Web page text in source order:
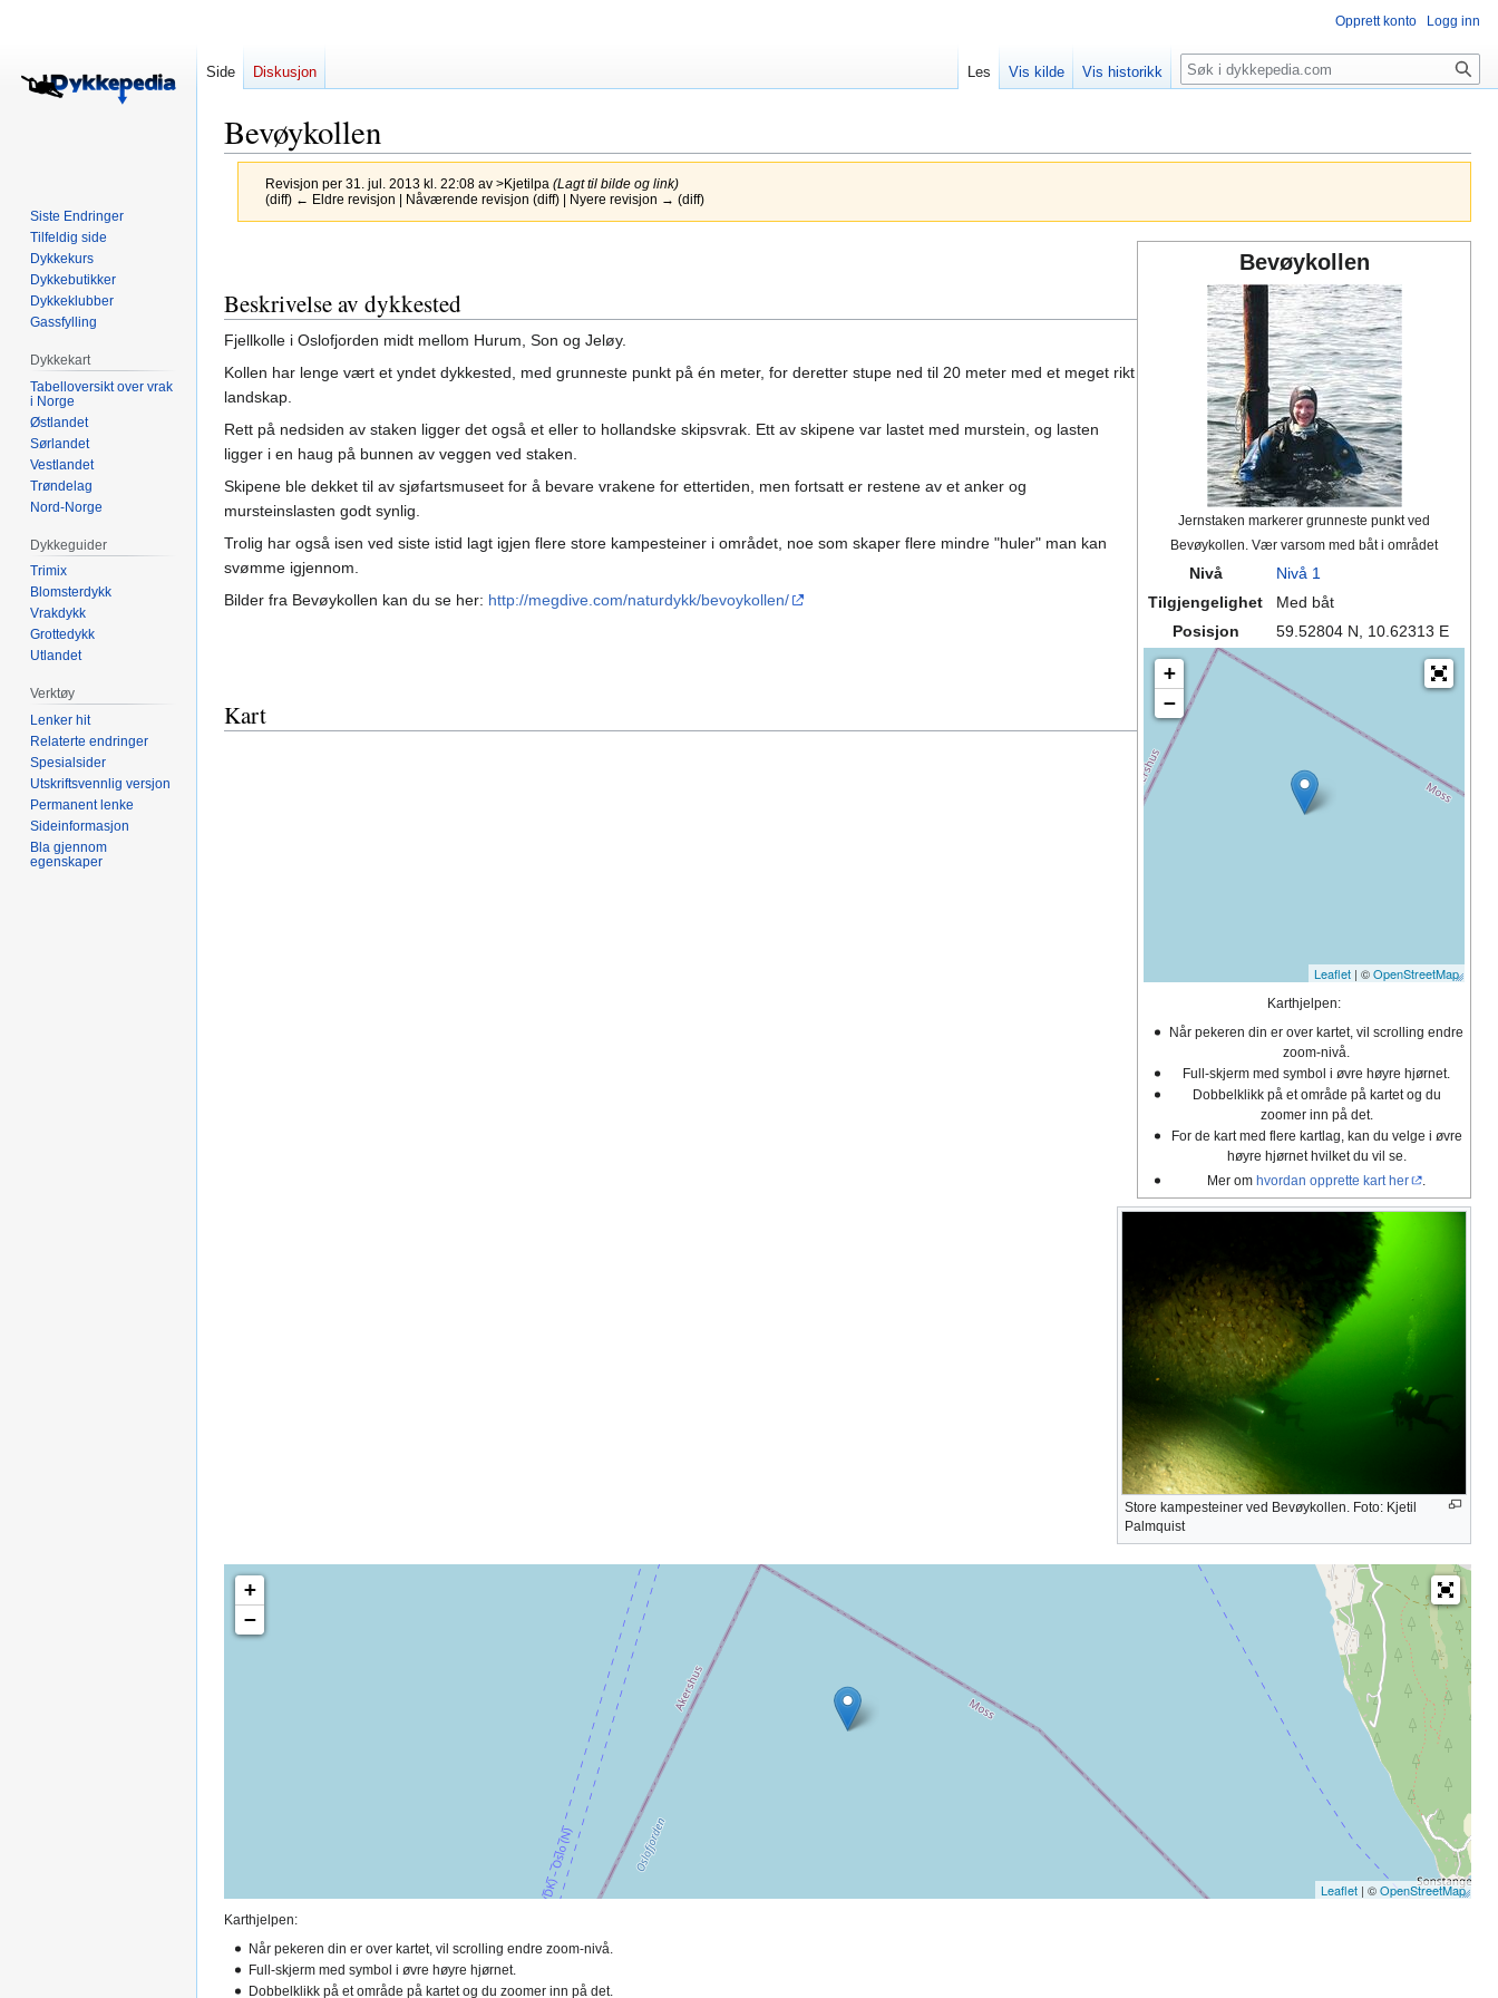
Bevøykollen
Revisjon per 31. jul. 2013 kl. 22:08 av >Kjetilpa (Lagt til bilde og link)
(diff) ← Eldre revisjon | Nåværende revisjon (diff) | Nyere revisjon → (diff)
navigering
søk
Bevøykollen
Jernstaken markerer grunneste punkt ved
Bevøykollen. Vær varsom med båt i området
Nivå
Nivå 1
Tilgjengelighet
Med båt
Posisjon
59.52804 N, 10.62313 E
+
−
Leaflet | ©OpenStreetMap
Karthjelpen:
Når pekeren din er over kartet, vil scrolling endre
zoom-nivå.
Full-skjerm med symbol i øvre høyre hjørnet.
Dobbelklikk på et område på kartet og du
zoomer inn på det.
For de kart med flere kartlag, kan du velge i øvre
høyre hjørnet hvilket du vil se.
Mer om hvordan opprette kart her
Beskrivelse av dykkested
Fjellkolle i Oslofjorden midt mellom Hurum, Son og Jeløy.
Kollen har lenge vært et yndet dykkested, med grunneste punkt på én meter, for deretter stupe ned til 20 meter med et meget rikt
landskap.
Rett på nedsiden av staken ligger det også et eller to hollandske skipsvrak. Ett av skipene var lastet med murstein, og lasten
ligger i en haug på bunnen av veggen ved staken.
Skipene ble dekket til av sjøfartsmuseet for å bevare vrakene for ettertiden, men fortsatt er restene av et anker og
mursteinslasten godt synlig.
Trolig har også isen ved siste istid lagt igjen flere store kampesteiner i området, noe som skaper flere mindre "huler" man kan
svømme igjennom.
Bilder fra Bevøykollen kan du se her: http://megdive.com/naturdykk/bevoykollen/
Store kampesteiner ved Bevøykollen. Foto: Kjetil
Palmquist
Kart
+
−
Leaflet | ©OpenStreetMap
Karthjelpen:
Når pekeren din er over kartet, vil scrolling endre zoom-nivå.
Full-skjerm med symbol i øvre høyre hjørnet.
Dobbelklikk på et område på kartet og du zoomer inn på det.
Opprett konto Logg inn
Side Diskusjon Les Vis kilde Vis historikk Søk
Siste Endringer
Tilfeldig side
Dykkekurs
Dykkebutikker
Dykkeklubber
Gassfylling
Dykkekart
Tabelloversikt over vrak
i Norge
Østlandet
Sørlandet
Vestlandet
Trøndelag
Nord-Norge
Dykkeguider
Trimix
Blomsterdykk
Vrakdykk
Grottedykk
Utlandet
Verktøy
Lenker hit
Relaterte endringer
Spesialsider
Utskriftsvennlig versjon
Permanent lenke
Sideinformasjon
Bla gjennom
egenskaper